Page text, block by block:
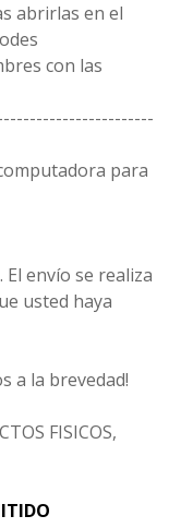
abrirlas en el
con las
para
envío se realiza
usted haya
a la brevedad!
FISICOS,